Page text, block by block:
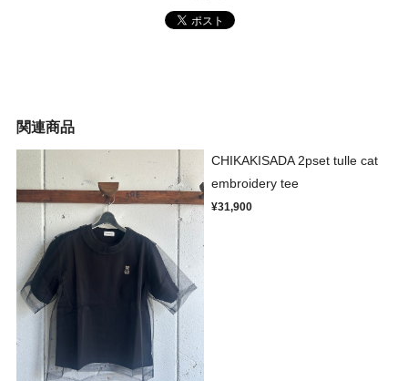
関連商品
CHIKAKISADA 2pset tulle cat
embroidery tee
¥31,900